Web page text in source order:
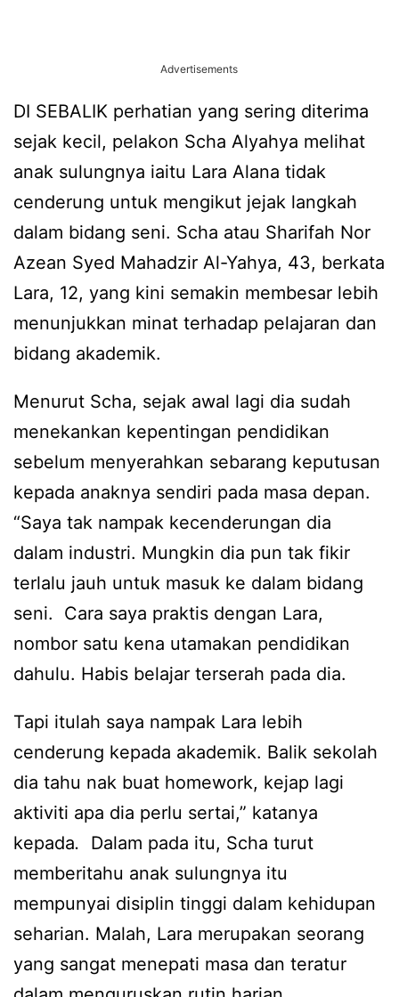
Advertisements
DI SEBALIK perhatian yang sering diterima
sejak kecil, pelakon Scha Alyahya melihat
anak sulungnya iaitu Lara Alana tidak
cenderung untuk mengikut jejak langkah
dalam bidang seni. Scha atau Sharifah Nor
Azean Syed Mahadzir Al-Yahya, 43, berkata
Lara, 12, yang kini semakin membesar lebih
menunjukkan minat terhadap pelajaran dan
bidang akademik.
Menurut Scha, sejak awal lagi dia sudah
menekankan kepentingan pendidikan
sebelum menyerahkan sebarang keputusan
kepada anaknya sendiri pada masa depan.
“Saya tak nampak kecenderungan dia
dalam industri. Mungkin dia pun tak fikir
terlalu jauh untuk masuk ke dalam bidang
seni. Cara saya praktis dengan Lara,
nombor satu kena utamakan pendidikan
dahulu. Habis belajar terserah pada dia.
Tapi itulah saya nampak Lara lebih
cenderung kepada akademik. Balik sekolah
dia tahu nak buat homework, kejap lagi
aktiviti apa dia perlu sertai,” katanya
kepada. Dalam pada itu, Scha turut
memberitahu anak sulungnya itu
mempunyai disiplin tinggi dalam kehidupan
seharian. Malah, Lara merupakan seorang
yang sangat menepati masa dan teratur